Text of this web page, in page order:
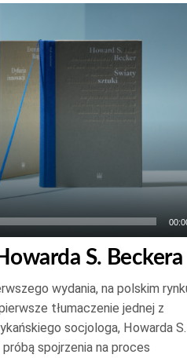
S. Beckera
wydania, na polskim
tłumaczenie jednej z
socjologa, Howarda S.
spojrzenia na proces